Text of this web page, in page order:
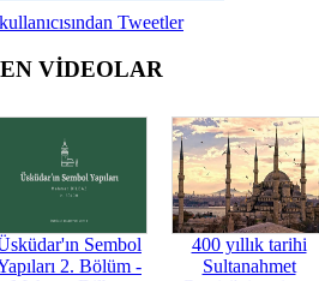
Tweetler
VİDEOLAR
Sembol
2. Bölüm -
400 yıllık tarihi
Sultanahmet